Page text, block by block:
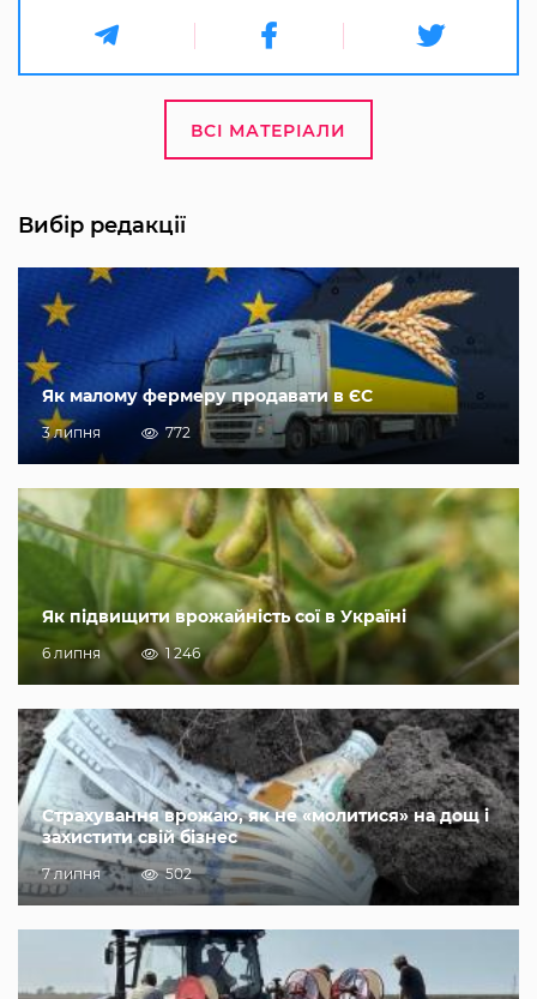
ВСІ МАТЕРІАЛИ
Вибір редакції
Як малому фермеру продавати в ЄС
3 липня 772
Як підвищити врожайність сої в Україні
6 липня 1 246
Страхування врожаю, як не «молитися» на дощ і
захистити свій бізнес
7 липня 502